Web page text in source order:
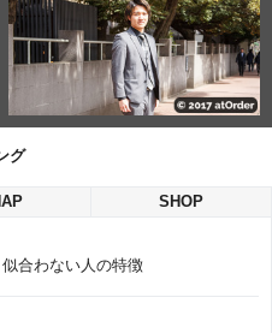
グ
SHOP
合わない人の特徴